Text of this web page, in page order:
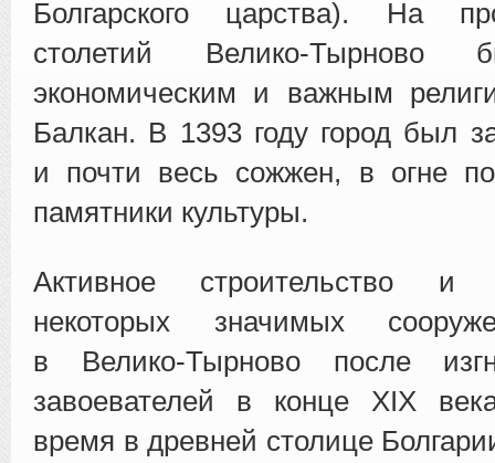
Болгарского царства). На
столетий Велико-Тырново
экономическим и важным
Балкан. В 1393 году город был
и почти весь сожжен, в огне
памятники культуры.
Активное строительство и
некоторых значимых
в Велико-Тырново после
завоевателей в конце XIX
время в древней столице